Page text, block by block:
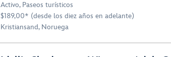
Activo, Paseos turísticos
$189,00* (desde los diez años en adelante)
Kristiansand, Noruega